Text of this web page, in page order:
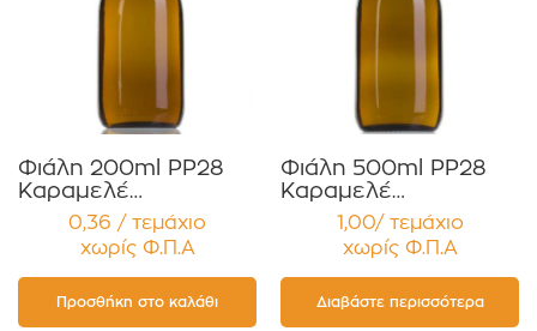
Φιάλη 200ml PP28
Καραμελέ
Ευρυλαίμια για Έλαια,
Βάμματα Αρώματα
Συσκευασία 12
τεμαχίων
0,36 / τεμάχιο
χωρίς Φ.Π.Α
Προσθήκη στο καλάθι
Φιάλη 500ml PP28
Καραμελέ
Ευρυλαίμια για Έλαια,
Βάμματα Αρώματα
Συσκευασία 12
τεμαχίων
1,00/ τεμάχιο
χωρίς Φ.Π.Α
Διαβάστε περισσότερα